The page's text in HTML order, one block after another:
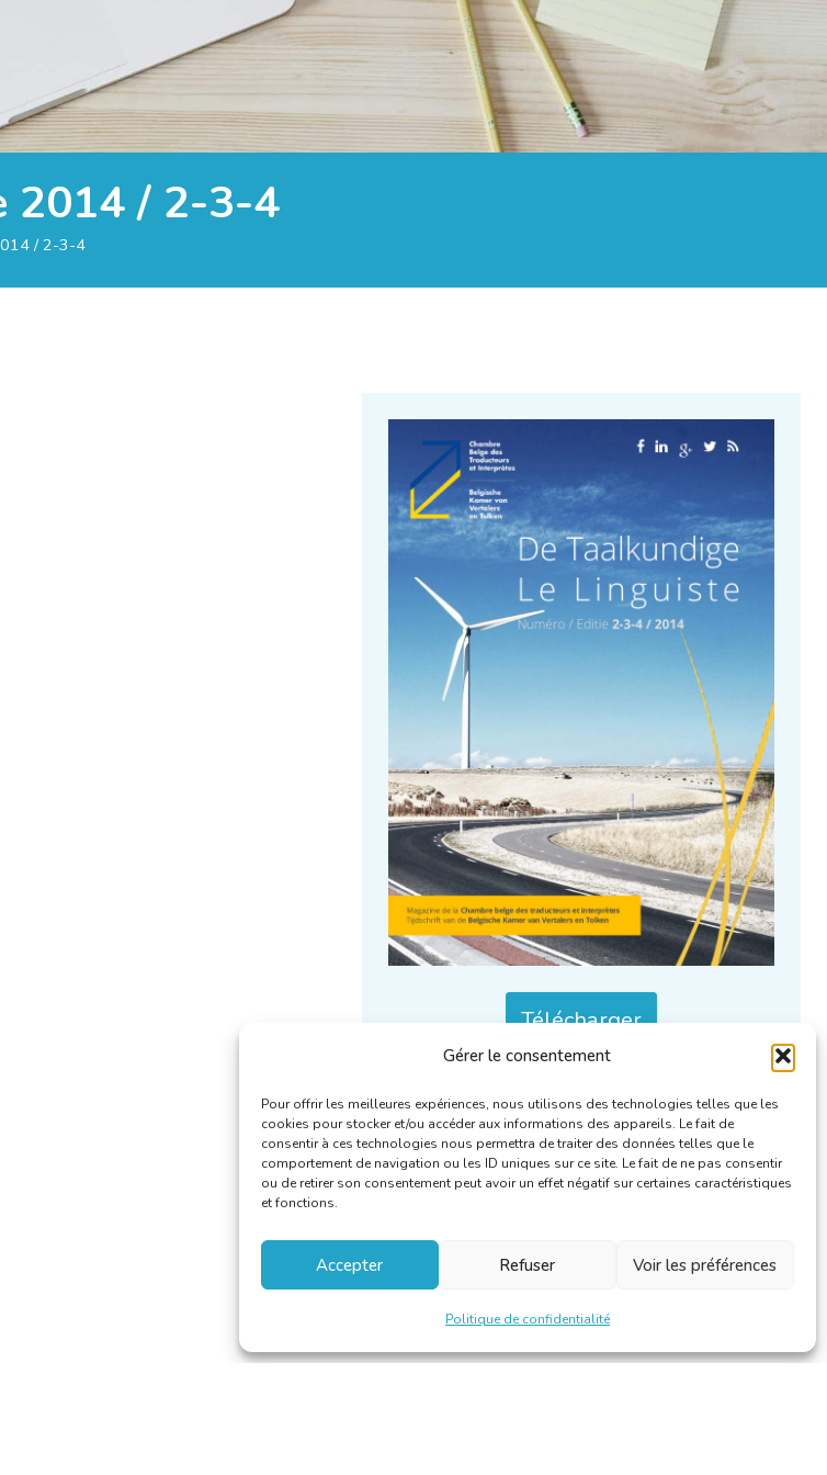
Gérer le consentement
Pour offrir les meilleures expériences, nous utilisons des technologies telles que les
cookies pour stocker et/ou accéder aux informations des appareils. Le fait de
consentir à ces technologies nous permettra de traiter des données telles que le
comportement de navigation ou les ID uniques sur ce site. Le fait de ne pas consentir
ou de retirer son consentement peut avoir un effet négatif sur certaines caractéristiques
et fonctions.
Accepter Refuser Voir les préférences
Politique de confidentialité
2014 / 2-3-4
/ 2-3-4
Télécharger
Catégories : Le linguiste